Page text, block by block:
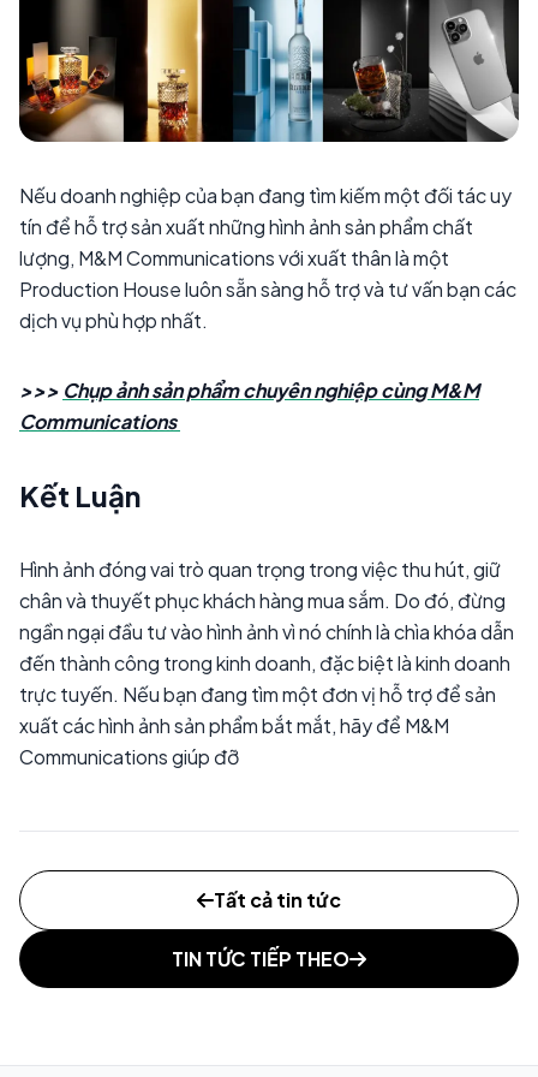
Nếu doanh nghiệp của bạn đang tìm kiếm một đối tác uy
tín để hỗ trợ sản xuất những hình ảnh sản phẩm chất
lượng, M&M Communications với xuất thân là một
Production House luôn sẵn sàng hỗ trợ và tư vấn bạn các
dịch vụ phù hợp nhất.
>>> Chụp ảnh sản phẩm chuyên nghiệp cùng M&M
Communications
Kết Luận
Hình ảnh đóng vai trò quan trọng trong việc thu hút, giữ
chân và thuyết phục khách hàng mua sắm. Do đó, đừng
ngần ngại đầu tư vào hình ảnh vì nó chính là chìa khóa dẫn
đến thành công trong kinh doanh, đặc biệt là kinh doanh
trực tuyến. Nếu bạn đang tìm một đơn vị hỗ trợ để sản
xuất các hình ảnh sản phẩm bắt mắt, hãy để M&M
Communications giúp đỡ
Tất cả tin tức
TIN TỨC TIẾP THEO